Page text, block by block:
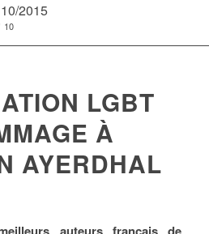
2015
10
LGBT
À
AYERDHAL